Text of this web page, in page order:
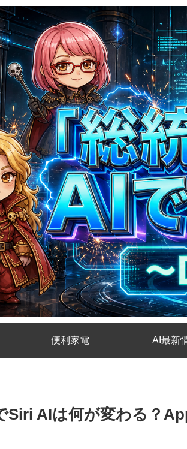
便利家電 AI最新
Siri AIは何が変わる？